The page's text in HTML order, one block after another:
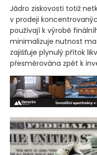
Jádro ziskovosti totiž
v prodeji
používají k výrobě
minimalizuje nutnost
zajišťuje plynulý přítok
přesměrována zpět k